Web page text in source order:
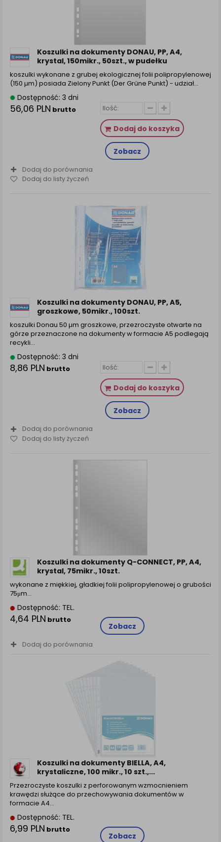
Koszulki na dokumenty DONAU, PP, A4,
krystal, 150mikr., 50szt., w pudełku
koszulki wykonane z grubej ekologicznej folii polipropylenowej
(150 µm) posiada Zielony Punkt (Der Grüne Punkt) - udział...
Dostępność: 3 dni
56,06 PLN brutto
Dodaj do koszyka
Zobacz
Dodaj do porównania
Dodaj do listy życzeń
Koszulki na dokumenty DONAU, PP, A5,
groszkowe, 50mikr., 100szt.
koszulki Donau 50 µm groszkowe, przezroczyste otwarte na
górze przeznaczone na dokumenty w formacie A5 podlegają
recykli...
Dostępność: 3 dni
8,86 PLN brutto
Dodaj do koszyka
Zobacz
Dodaj do porównania
Dodaj do listy życzeń
Koszulki na dokumenty Q-CONNECT, PP, A4,
krystal, 75mikr., 10szt.
wykonane z miękkiej, gładkiej folii polipropylenowej o grubości
75μm…
Dostępność: TEL.
4,64 PLN brutto
Zobacz
Dodaj do porównania
Koszulki na dokumenty BIELLA, A4,
krystaliczne, 100 mikr., 10 szt.,...
Przezroczyste koszulki z perforowanym wzmocnieniem
krawędzi służące do przechowywania dokumentów w
formacie A4…
Dostępność: TEL.
6,99 PLN brutto
Zobacz